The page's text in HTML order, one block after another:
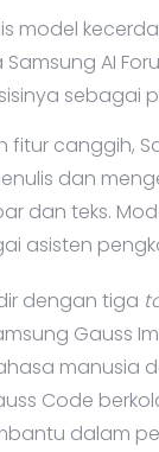
model
AI
sebagai
fitur canggih,
dan
dan teks.
asisten
dengan tiga
Gauss
manusia
Code
dalam